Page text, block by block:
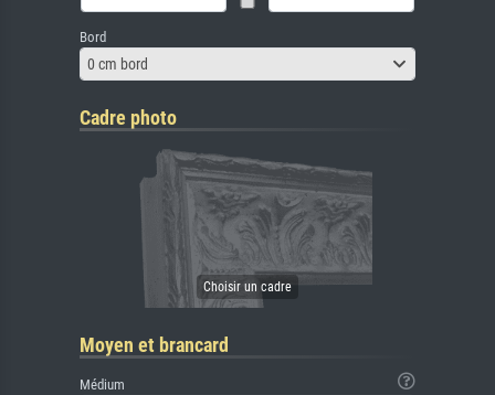
Bord
0 cm bord
Cadre photo
Moyen et brancard
Médium